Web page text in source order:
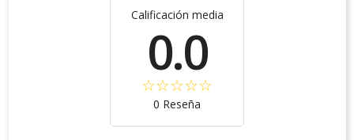
Calificación media
0.0
0 Reseña